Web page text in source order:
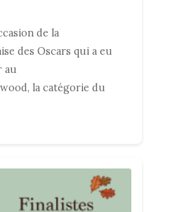
de la
des Oscars qui a eu
au
la catégorie du